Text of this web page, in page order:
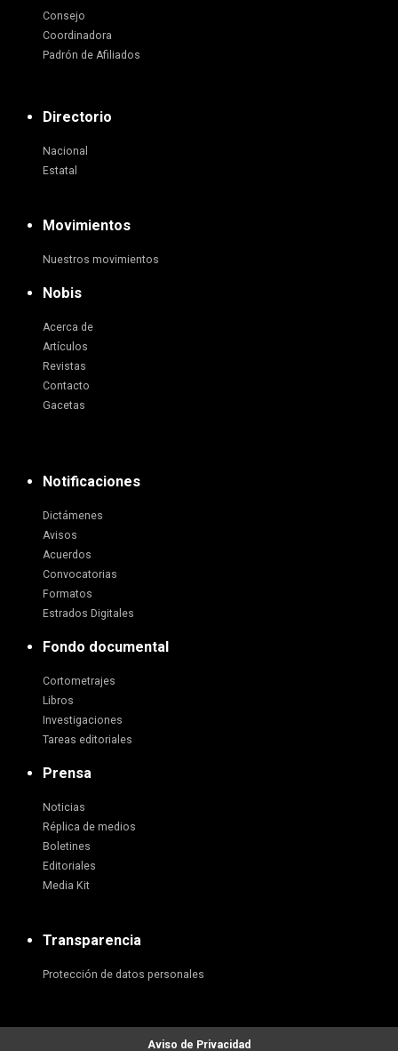
Consejo
Coordinadora
Padrón de Afiliados
Directorio
Nacional
Estatal
Movimientos
Nuestros movimientos
Nobis
Acerca de
Artículos
Revistas
Contacto
Gacetas
Notificaciones
Dictámenes
Avisos
Acuerdos
Convocatorias
Formatos
Estrados Digitales
Fondo documental
Cortometrajes
Libros
Investigaciones
Tareas editoriales
Prensa
Noticias
Réplica de medios
Boletines
Editoriales
Media Kit
Transparencia
Protección de datos personales
Aviso de Privacidad